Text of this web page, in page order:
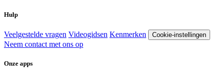
Hulp
Veelgestelde vragen Videogidsen Kenmerken Cookie-instellingen
Neem contact met ons op
Onze apps